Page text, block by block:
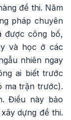
đề thi. Năm
pháp chuyên
được công bố,
và học ở các
nhiên ngay
ai biết trước
ma trận trước).
Điều này bảo
dựng đề thi.